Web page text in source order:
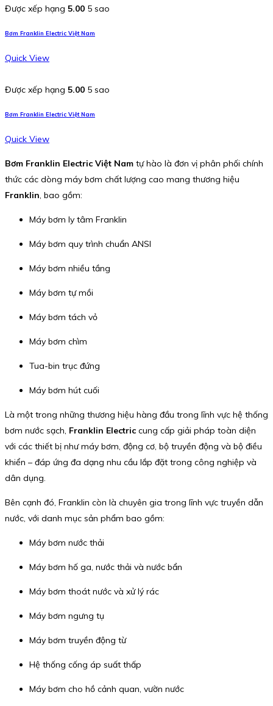
Được xếp hạng 5.00 5 sao
Bơm Franklin Electric Việt Nam
Quick View
Được xếp hạng 5.00 5 sao
Bơm Franklin Electric Việt Nam
Quick View
Bơm Franklin Electric Việt Nam tự hào là đơn vị phân phối chính
thức các dòng máy bơm chất lượng cao mang thương hiệu
Franklin, bao gồm:
Máy bơm ly tâm Franklin
Máy bơm quy trình chuẩn ANSI
Máy bơm nhiều tầng
Máy bơm tự mồi
Máy bơm tách vỏ
Máy bơm chìm
Tua-bin trục đứng
Máy bơm hút cuối
Là một trong những thương hiệu hàng đầu trong lĩnh vực hệ thống
bơm nước sạch, Franklin Electric cung cấp giải pháp toàn diện
với các thiết bị như máy bơm, động cơ, bộ truyền động và bộ điều
khiển – đáp ứng đa dạng nhu cầu lắp đặt trong công nghiệp và
dân dụng.
Bên cạnh đó, Franklin còn là chuyên gia trong lĩnh vực truyền dẫn
nước, với danh mục sản phẩm bao gồm:
Máy bơm nước thải
Máy bơm hố ga, nước thải và nước bẩn
Máy bơm thoát nước và xử lý rác
Máy bơm ngưng tụ
Máy bơm truyền động từ
Hệ thống cống áp suất thấp
Máy bơm cho hồ cảnh quan, vườn nước